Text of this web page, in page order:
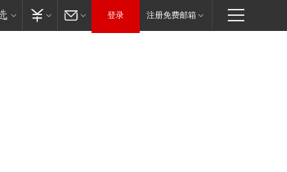
登录 注册免费邮箱